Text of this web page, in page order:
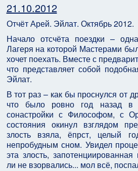
21.10.2012
Отчёт Арей. Эйлат. Октябрь 2012.
Начало отсчёта поездки –
Лагеря на которой Мастерами
хочет поехать. Вместе с
что представляет собой
Эйлат.
В тот раз – как бы проснулся от
что было ровно год назад в
сонастройки с Философом, с
состояния окинул взглядом
злость взяла, ёпрст, целый
непробудным сном. Увидел
эта злость,
ли не взорвались... мол всё,